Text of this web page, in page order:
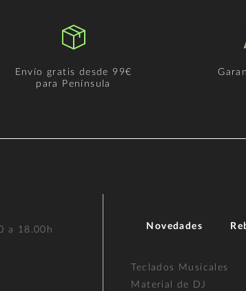
Envío gratis desde 99€
para Península
a 18.00h
Novedades
Teclados Musicales
Material de DJ